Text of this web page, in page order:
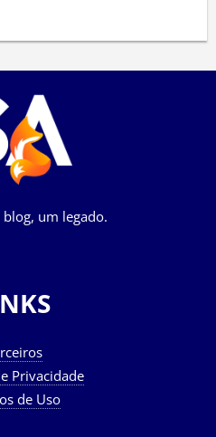
um legado.
Privacidade
de Uso